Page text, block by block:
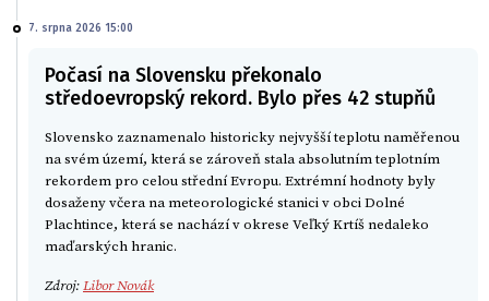
7. srpna 2026 15:00
Počasí na Slovensku překonalo
středoevropský rekord. Bylo přes 42 stupňů
Slovensko zaznamenalo historicky nejvyšší teplotu naměřenou
na svém území, která se zároveň stala absolutním teplotním
rekordem pro celou střední Evropu. Extrémní hodnoty byly
dosaženy včera na meteorologické stanici v obci Dolné
Plachtince, která se nachází v okrese Veľký Krtíš nedaleko
maďarských hranic.
Zdroj:Libor Novák